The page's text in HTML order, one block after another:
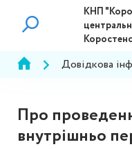
КНП
Довідкова
Про
внутрішньо